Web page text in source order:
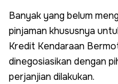
Banyak yang belum
pinjaman khususnya
Kredit Kendaraan
dinegosiasikan dengan
perjanjian dilakukan.